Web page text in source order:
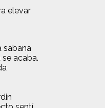
elevar
sabana
acaba.